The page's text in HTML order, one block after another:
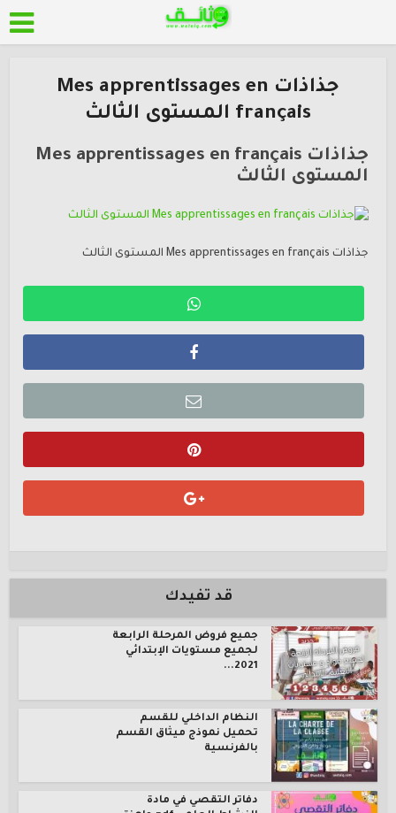
جذاذات Mes apprentissages en
français المستوى الثالث
جذاذات Mes apprentissages en français
المستوى الثالث
جذاذات Mes apprentissages en français المستوى الثالث
قد تفيدك
جميع فروض المرحلة الرابعة
لجميع مستويات الإبتدائي
2021...
النظام الداخلي للقسم
تحميل نموذج ميثاق القسم
بالفرنسية
دفاتر التقصي في مادة